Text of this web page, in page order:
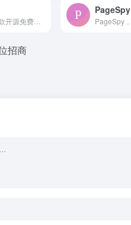
PageSpy